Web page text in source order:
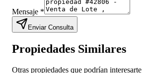
Mensaje *
Enviar Consulta
Propiedades Similares
Otras propiedades que podrían interesarte